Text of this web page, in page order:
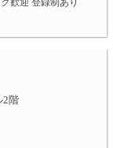
歓迎 登録制あり
2階